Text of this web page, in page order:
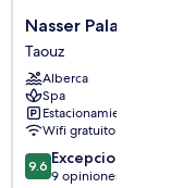
Nasser
Palace
Suites
&
Spa
Taouz
Nasser Palace
Taouz
Alberca
Spa
Estacionamiento gratis
Wifi gratuito
9.6
de
9.6 Excepcional
9 opiniones